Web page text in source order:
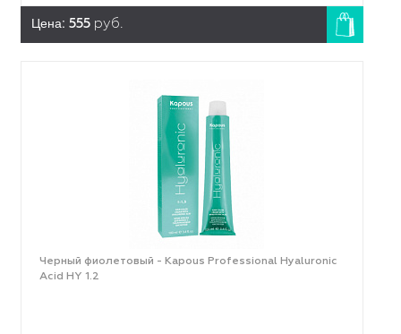
Цена: 555 руб.
Черный фиолетовый - Kapous Professional Hyaluronic
Acid HY 1.2